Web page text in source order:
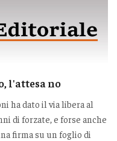
l'attesa no
ha dato il via libera al
di forzate, e forse anche
firma su un foglio di